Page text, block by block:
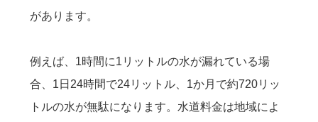
があります。
例えば、1時間に1リットルの水が漏れている場
合、1日24時間で24リットル、1か月で約720リッ
トルの水が無駄になります。水道料金は地域によ